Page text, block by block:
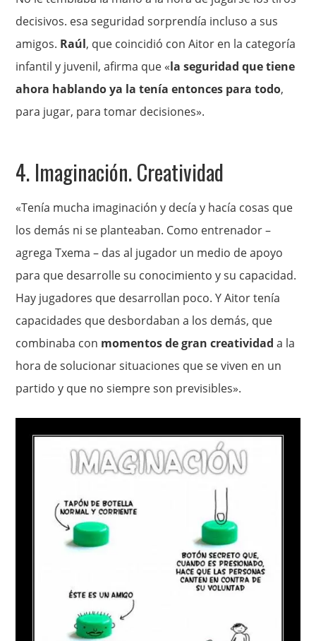
decisivos. esa seguridad sorprendía incluso a sus
amigos. Raúl, que coincidió con Aitor en la categoría
infantil y juvenil, afirma que «la seguridad que tiene
ahora hablando ya la tenía entonces para todo,
para jugar, para tomar decisiones».
4. Imaginación. Creatividad
«Tenía mucha imaginación y decía y hacía cosas que
los demás ni se planteaban. Como entrenador –
agrega Txema – das al jugador un medio de apoyo
para que desarrolle su conocimiento y su capacidad.
Hay jugadores que desarrollan poco. Y Aitor tenía
capacidades que desbordaban a los demás, que
combinaba con momentos de gran creatividada la
hora de solucionar situaciones que se viven en un
partido y que no siempre son previsibles».